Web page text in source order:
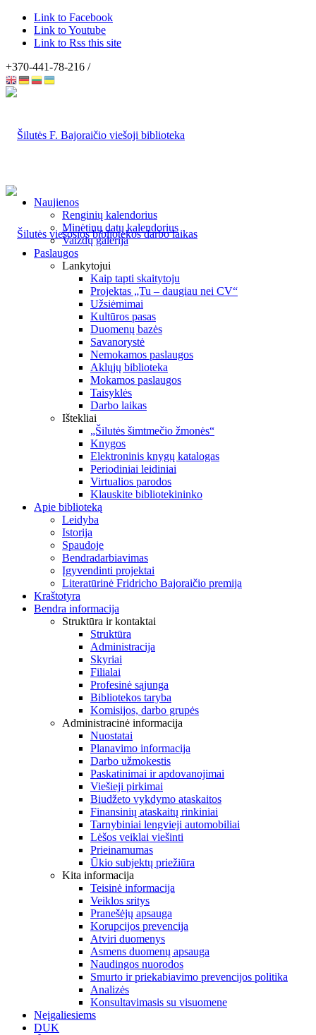
Link to Facebook
Link to Youtube
Link to Rss this site
+370-441-78-216 /
Naujienos
Renginių kalendorius
Minėtinų datų kalendorius
Vaizdų galerija
Paslaugos
Lankytojui
Kaip tapti skaitytoju
Projektas „Tu – daugiau nei CV“
Užsiėmimai
Kultūros pasas
Duomenų bazės
Savanorystė
Nemokamos paslaugos
Aklųjų biblioteka
Mokamos paslaugos
Taisyklės
Darbo laikas
Ištekliai
„Šilutės šimtmečio žmonės“
Knygos
Elektroninis knygų katalogas
Periodiniai leidiniai
Virtualios parodos
Klauskite bibliotekininko
Apie biblioteką
Leidyba
Istorija
Spaudoje
Bendradarbiavimas
Įgyvendinti projektai
Literatūrinė Fridricho Bajoraičio premija
Kraštotyra
Bendra informacija
Struktūra ir kontaktai
Struktūra
Administracija
Skyriai
Filialai
Profesinė sąjunga
Bibliotekos taryba
Komisijos, darbo grupės
Administracinė informacija
Nuostatai
Planavimo informacija
Darbo užmokestis
Paskatinimai ir apdovanojimai
Viešieji pirkimai
Biudžeto vykdymo ataskaitos
Finansinių ataskaitų rinkiniai
Tarnybiniai lengvieji automobiliai
Lėšos veiklai viešinti
Prieinamumas
Ūkio subjektų priežiūra
Kita informacija
Teisinė informacija
Veiklos sritys
Pranešėjų apsauga
Korupcijos prevencija
Atviri duomenys
Asmens duomenų apsauga
Naudingos nuorodos
Smurto ir priekabiavimo prevencijos politika
Analizės
Konsultavimasis su visuomene
Neįgaliesiems
DUK